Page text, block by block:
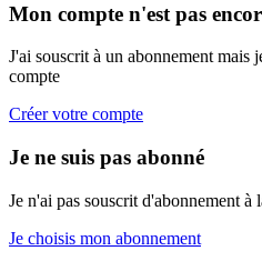
Mon compte n'est pas
J'ai souscrit à un abonnement mais
compte
Créer votre compte
Je ne suis pas abonné
Je n'ai pas souscrit d'abonnement
Je choisis mon abonnement